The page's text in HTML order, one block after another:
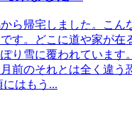
ら帰宅しました。こん
す。どこに道や家が在
り雪に覆われています
前のそれとは全く違う
はもう...